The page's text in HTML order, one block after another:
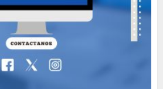
Valentino Goes
Deliberately Feminine for
Fall 2018
MAYO 16, 2024